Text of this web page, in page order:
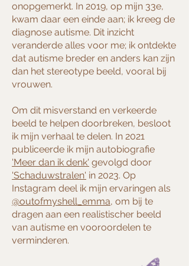
onopgemerkt. In 2019, op mijn 33e,
kwam daar een einde aan; ik kreeg de
diagnose autisme. Dit inzicht
veranderde alles voor me; ik ontdekte
dat autisme breder en anders kan zijn
dan het stereotype beeld, vooral bij
vrouwen.
Om dit misverstand en verkeerde
beeld te helpen doorbreken, besloot
ik mijn verhaal te delen. In 2021
publiceerde ik mijn autobiografie
'Meer dan ik denk' gevolgd door
'Schaduwstralen' in 2023. Op
Instagram deel ik mijn ervaringen als
@outofmyshell_emma, om bij te
dragen aan een realistischer beeld
van autisme en vooroordelen te
verminderen.